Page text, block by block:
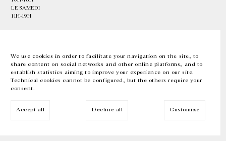
We use cookies in order to facilitate your navigation on the site, to
share content on social networks and other online platforms, and to
establish statistics aiming to improve your experience on our site.
Technical cookies cannot be configured, but the others require your
consent.
Accept all Decline all Customize
LE SAMEDI
11H-19H
EN FR 中文 Facebook Instagram
Inscrivez-vous à notre newsletter